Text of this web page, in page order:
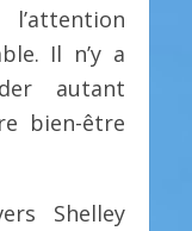
Il n’y a
autant
bien-être
Shelley